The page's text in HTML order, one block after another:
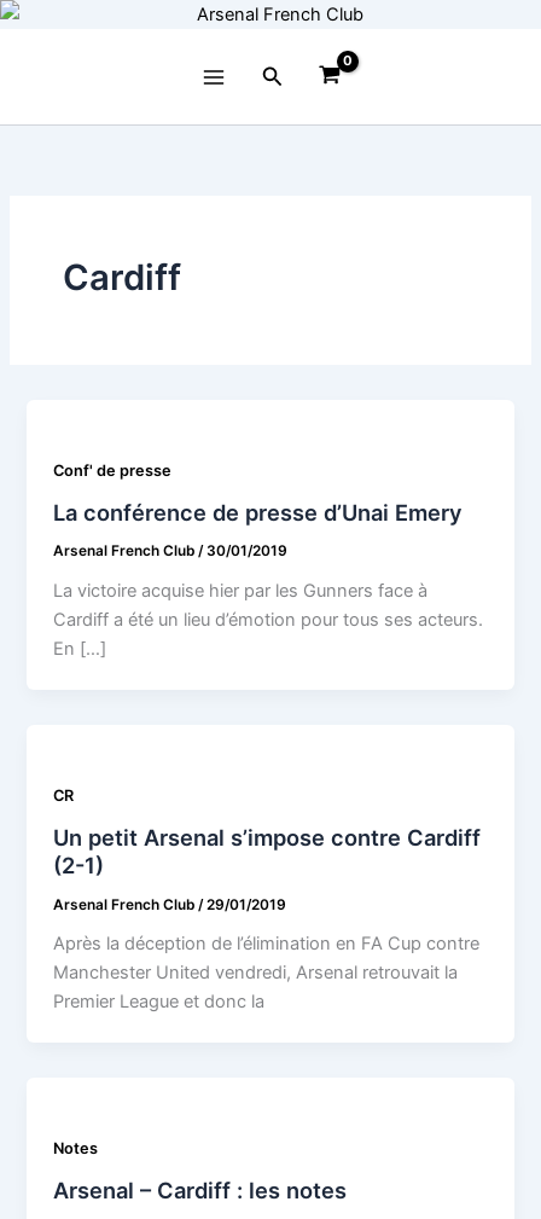
Aller
Rechercher
Cardiff
Conf' de presse
La conférence de presse d’Unai Emery
Arsenal French Club/30/01/2019
La victoire acquise hier par les Gunners face à
Cardiff a été un lieu d’émotion pour tous ses acteurs.
En […]
CR
Un petit Arsenal s’impose contre Cardiff
(2-1)
Arsenal French Club /29/01/2019
Après la déception de l’élimination en FA Cup contre
Manchester United vendredi, Arsenal retrouvait la
Premier League et donc la
Notes
Arsenal – Cardiff : les notes